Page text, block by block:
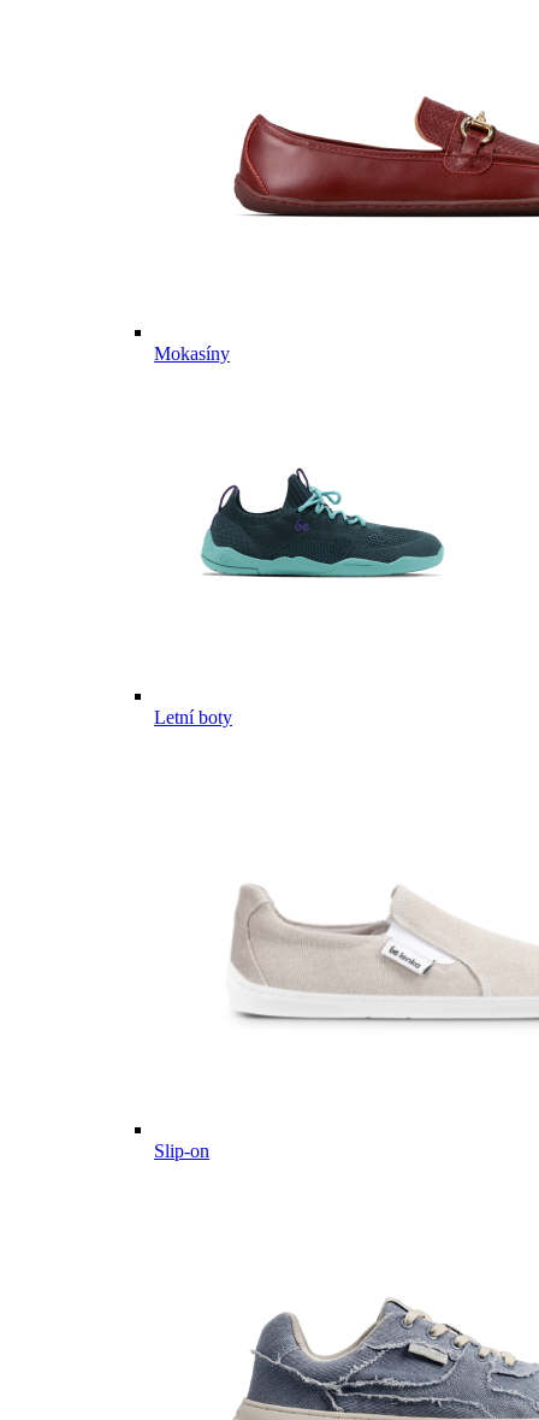
Mokasíny
Letní boty
Slip-on